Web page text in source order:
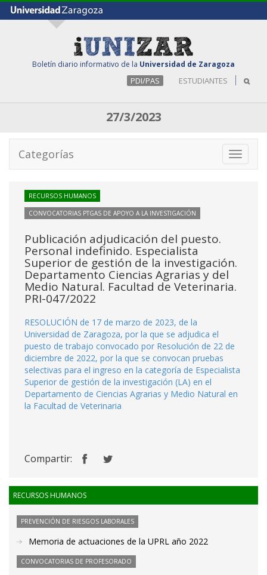
Boletín diario informativo de la Universidad de Zaragoza
PDI/PAS ESTUDIANTES
27/3/2023
Toggle
Categorías
RECURSOS HUMANOS
CONVOCATORIAS PTGAS DE APOYO A LA INVESTIGACIÓN
Publicación adjudicación del puesto.
Personal indefinido. Especialista
Superior de gestión de la investigación.
Departamento Ciencias Agrarias y del
Medio Natural. Facultad de Veterinaria.
PRI-047/2022
RESOLUCIÓN de 17 de marzo de 2023, de la
Universidad de Zaragoza, por la que se adjudica el
puesto de trabajo convocado por Resolución de 22 de
diciembre de 2022, por la que se convocan pruebas
selectivas para el ingreso en la categoría de Especialista
Superior de gestión de la investigación (LA) en el
Departamento de Ciencias Agrarias y Medio Natural en
la Facultad de Veterinaria
Compartir:
RECURSOS HUMANOS
PREVENCIÓN DE RIESGOS LABORALES
Memoria de actuaciones de la UPRL año 2022
CONVOCATORIAS DE PROFESORADO